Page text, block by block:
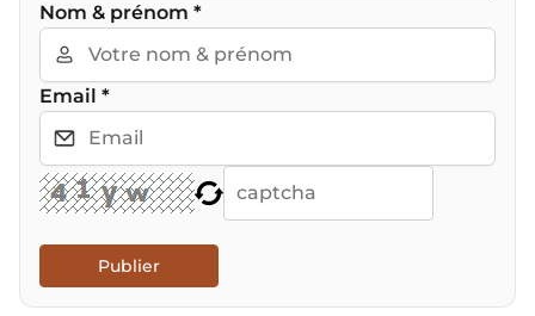
Nom & prénom *
Email *
Publier